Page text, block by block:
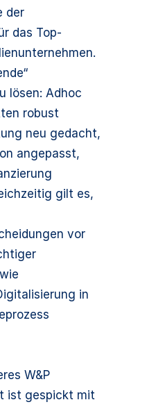
der
das Top-
lösen: Adhoc
robust
neu gedacht,
angepasst,
gilt es,
vor
in
W&P
ist gespickt mit